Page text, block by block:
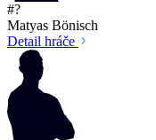
#?
Matyas Bönisch
Detail hráče